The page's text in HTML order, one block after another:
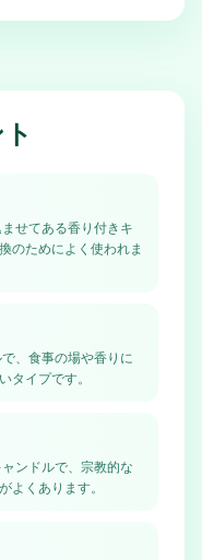
せてある香り付きキ
のためによく使われま
、食事の場や香りに
タイプです。
ンドルで、宗教的な
よくあります。